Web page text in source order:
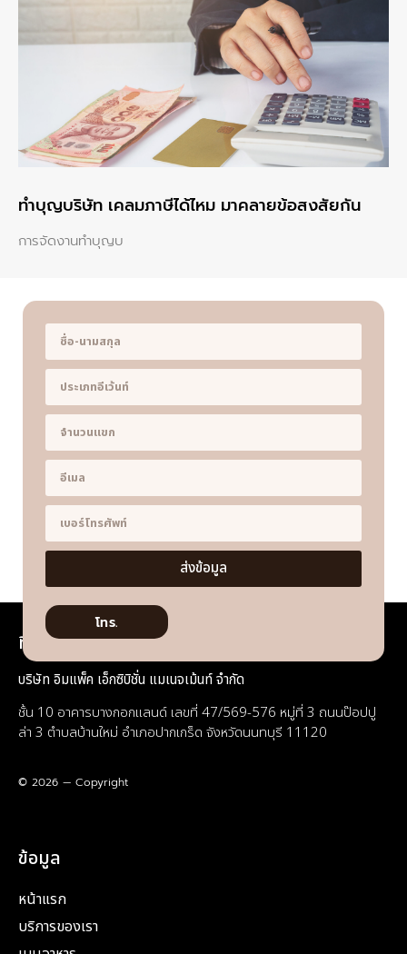
ทําบุญบริษัท เคลมภาษีได้ไหม มาคลายข้อสงสัยกัน
การจัดงานทำบุญบ
ส่งข้อมูล
โทร.
ที่อยู่
บริษัท อิมแพ็ค เอ็กซิบิชั่น แมเนจเม้นท์ จำกัด
ชั้น 10 อาคารบางกอกแลนด์ เลขที่ 47/569-576 หมู่ที่ 3 ถนนป๊อปปู
ล่า 3 ตำบลบ้านใหม่ อำเภอปากเกร็ด จังหวัดนนทบุรี 11120
© 2026 — Copyright
ข้อมูล
หน้าแรก
บริการของเรา